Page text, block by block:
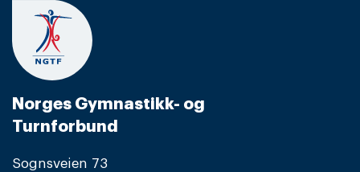
Norges Gymnastikk- og
Turnforbund
Sognsveien 73